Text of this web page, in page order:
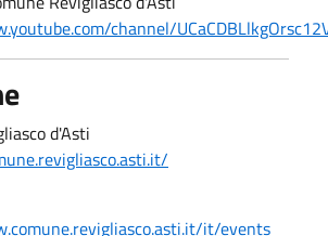
channel/
d'Asti
it/events